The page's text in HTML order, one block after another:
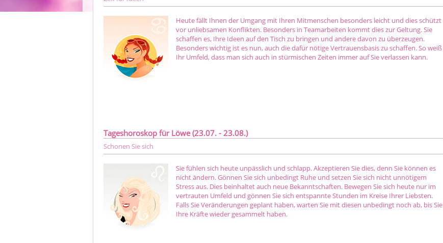
Heute fällt Ihnen der Umgang mit Ihren Mitmenschen besonders leicht und dies schützt
vor unliebsamen Konflikten. Besonders in Teamarbeiten kommt dies zur Geltung. Sie
schaffen es, Ihre Ideen auf den Tisch zu bringen und andere davon zu überzeugen.
Besonders wichtig ist es nun, auch die dafür nötige Vertrauensbasis zu schaffen. So weiß
Ihr Umfeld, dass man sich auch in stürmischen Zeiten immer auf Sie verlassen kann.
Tageshoroskop für Löwe (23.07. - 23.08.)
Schonen Sie sich
Sie fühlen sich heute unpässlich und schlapp. Akzeptieren Sie dies, denn Sie können es
nicht ändern. Gönnen Sie sich unbedingt Ruhe und setzen Sie sich nicht unnötigem
Stress aus. Dies beinhaltet auch neue Bekanntschaften. Bewegen Sie sich heute nur im
vertrauten Umfeld und gönnen Sie sich entspannte Stunden im Kreise Ihrer Liebsten.
Falls Sie Veränderungen geplant haben, warten Sie mit diesen unbedingt noch ab, bis Sie
Ihre Kräfte wieder gesammelt haben.